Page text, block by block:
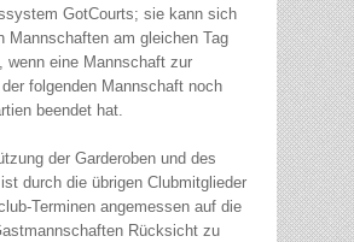
GotCourts; sie kann sich
Mannschaften am gleichen Tag
wenn eine Mannschaft zur
folgenden Mannschaft noch
beendet hat.
der Garderoben und des
durch die übrigen Clubmitglieder
Terminen angemessen auf die
Rücksicht zu